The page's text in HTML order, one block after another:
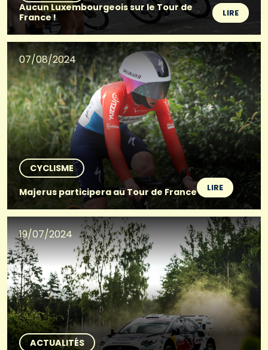
Aucun Luxembourgeois sur le Tour de
France !
LIRE
07/08/2024
CYCLISME
Majerus participera au Tour de France
LIRE
19/07/2024
ACTUALITÉS